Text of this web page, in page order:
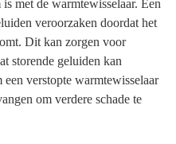
met de warmtewisselaar. Een
veroorzaken doordat het
Dit kan zorgen voor
storende geluiden kan
verstopte warmtewisselaar
om verdere schade te